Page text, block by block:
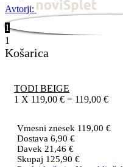
Avtorji:
1
1
Košarica
TODI BEIGE
1 X 119,00 € = 119,00 €
Vmesni znesek 119,00 €
Dostava 6,90 €
Davek 21,46 €
Skupaj 125,90 €